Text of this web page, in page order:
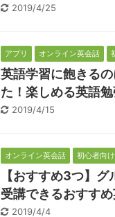
2019/4/25
アプリ オンライン英会話
英語学習に飽きる
た！楽しめる英語
2019/4/15
オンライン英会話 初心者向け
【おすすめ3つ】
受講できるおすす
2019/4/4